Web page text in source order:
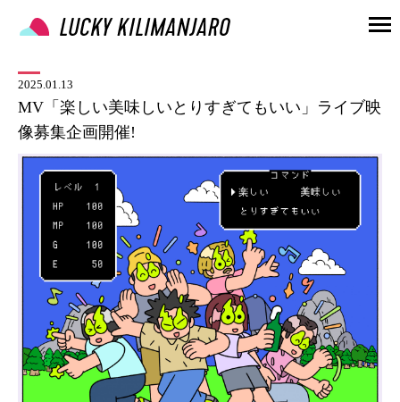
2025.01.13
MV「楽しい美味しいとりすぎてもいい」ライブ映
像募集企画開催!